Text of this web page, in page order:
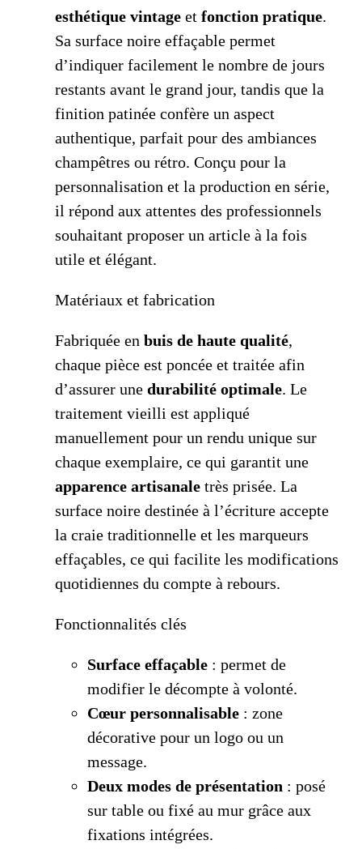
esthétique vintage et fonction pratique.
Sa surface noire effaçable permet
d’indiquer facilement le nombre de jours
restants avant le grand jour, tandis que la
finition patinée confère un aspect
authentique, parfait pour des ambiances
champêtres ou rétro. Conçu pour la
personnalisation et la production en série,
il répond aux attentes des professionnels
souhaitant proposer un article à la fois
utile et élégant.
Matériaux et fabrication
Fabriquée en buis de haute qualité,
chaque pièce est poncée et traitée afin
d’assurer une durabilité optimale. Le
traitement vieilli est appliqué
manuellement pour un rendu unique sur
chaque exemplaire, ce qui garantit une
apparence artisanale très prisée. La
surface noire destinée à l’écriture accepte
la craie traditionnelle et les marqueurs
effaçables, ce qui facilite les modifications
quotidiennes du compte à rebours.
Fonctionnalités clés
Surface effaçable : permet de
modifier le décompte à volonté.
Cœur personnalisable : zone
décorative pour un logo ou un
message.
Deux modes de présentation : posé
sur table ou fixé au mur grâce aux
fixations intégrées.